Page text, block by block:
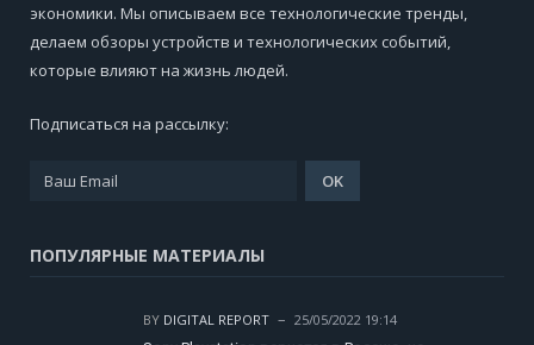
экономики. Мы описываем все технологические тренды,
делаем обзоры устройств и технологических событий,
которые влияют на жизнь людей.
Подписаться на рассылку:
ПОПУЛЯРНЫЕ МАТЕРИАЛЫ
BY DIGITAL REPORT
25/05/2022 19:14